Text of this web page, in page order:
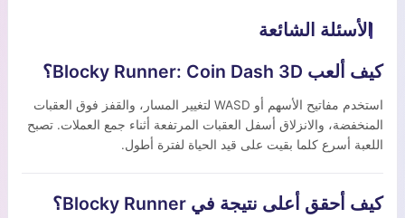
الأسئلة الشائعة
كيف ألعب Blocky Runner: Coin Dash 3D؟
استخدم مفاتيح الأسهم أو WASD لتغيير المسار، والقفز فوق العقبات
المنخفضة، والانزلاق أسفل العقبات المرتفعة أثناء جمع العملات. تصبح
اللعبة أسرع كلما بقيت على قيد الحياة لفترة أطول.
كيف أحقق أعلى نتيجة في Blocky Runner؟